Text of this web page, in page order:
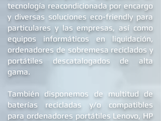
tecnología reacondicionada por encargo
y diversas soluciones eco-friendly para
particulares y las empresas, así como
equipos informáticos en liquidación,
ordenadores de sobremesa reciclados y
portátiles descatalogados de alta
gama.
También disponemos de multitud de
baterías recicladas y/o compatibles
para ordenadores portátiles Lenovo, HP